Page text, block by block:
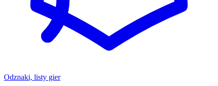
Odznaki, listy gier